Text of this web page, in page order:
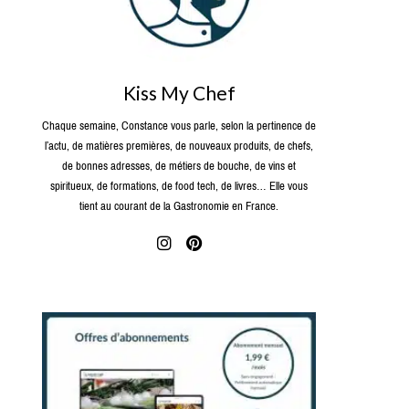
Kiss My Chef
Chaque semaine, Constance vous parle, selon la pertinence de
l’actu, de matières premières, de nouveaux produits, de chefs,
de bonnes adresses, de métiers de bouche, de vins et
spiritueux, de formations, de food tech, de livres… Elle vous
tient au courant de la Gastronomie en France.